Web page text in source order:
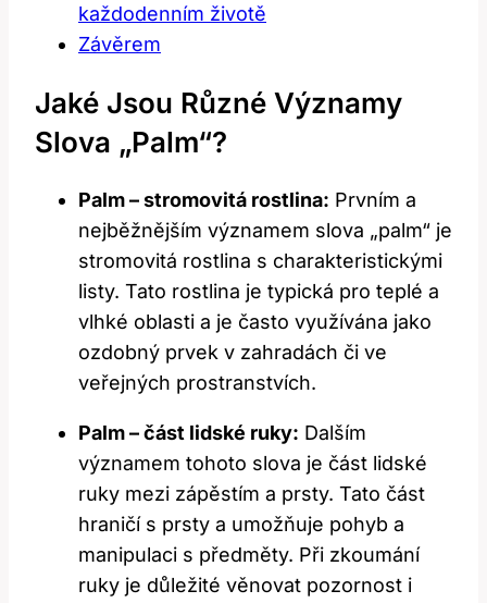
každodenním životě
Závěrem
Jaké ⁣jsou Různé Významy
Slova „palm“?
Palm⁣ – stromovitá ​rostlina: Prvním⁤ a
nejběžnějším ⁤významem slova „palm“ ⁢je
stromovitá⁤ rostlina s charakteristickými‌
listy. ⁤Tato rostlina je typická pro‌ teplé a
vlhké ⁤oblasti a⁤ je⁣ často využívána ⁢jako⁣
ozdobný ⁢prvek v‌ zahradách či ⁣ve
veřejných⁣ prostranstvích.
Palm – část lidské⁢ ruky: Dalším‌
významem tohoto slova ‌je část lidské
ruky‍ mezi‍ zápěstím a prsty. Tato část
hraničí s prsty a umožňuje‌ pohyb a
manipulaci s předměty. Při⁣ zkoumání ​
ruky je důležité věnovat pozornost i